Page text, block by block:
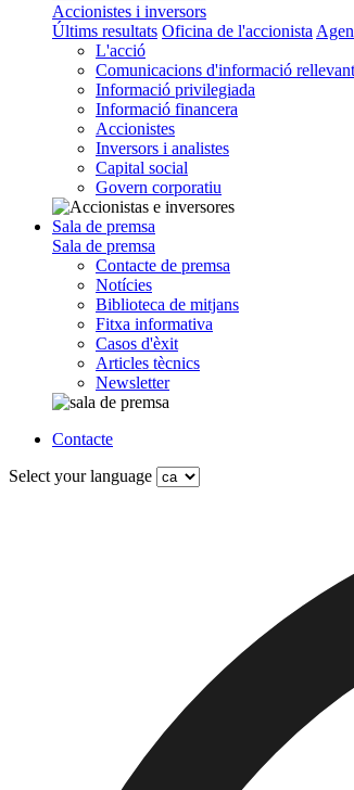
Accionistes i inversors
Últims resultats Oficina de l'accionista
L'acció
Comunicacions d'informació rellevant
Informació privilegiada
Informació financera
Accionistes
Inversors i analistes
Capital social
Govern corporatiu
Sala de premsa
Sala de premsa
Contacte de premsa
Notícies
Biblioteca de mitjans
Fitxa informativa
Casos d'èxit
Articles tècnics
Newsletter
Contacte
Select your language